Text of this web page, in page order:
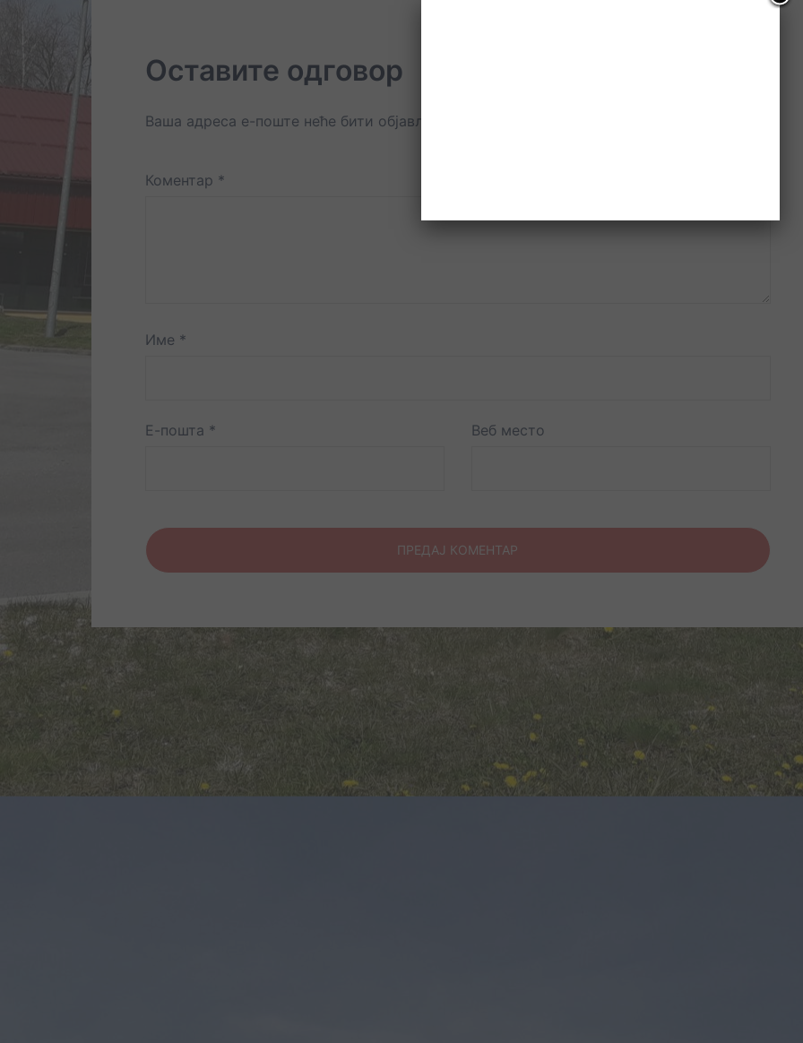
Оставите одговор
Ваша адреса е-поште неће бити објављена.
Коментар *
Име *
Е-пошта * Веб место